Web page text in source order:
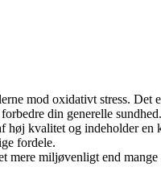
mod oxidativt stress.
din generelle sundhed.
kvalitet og indeholder
fordele.
miljøvenligt end